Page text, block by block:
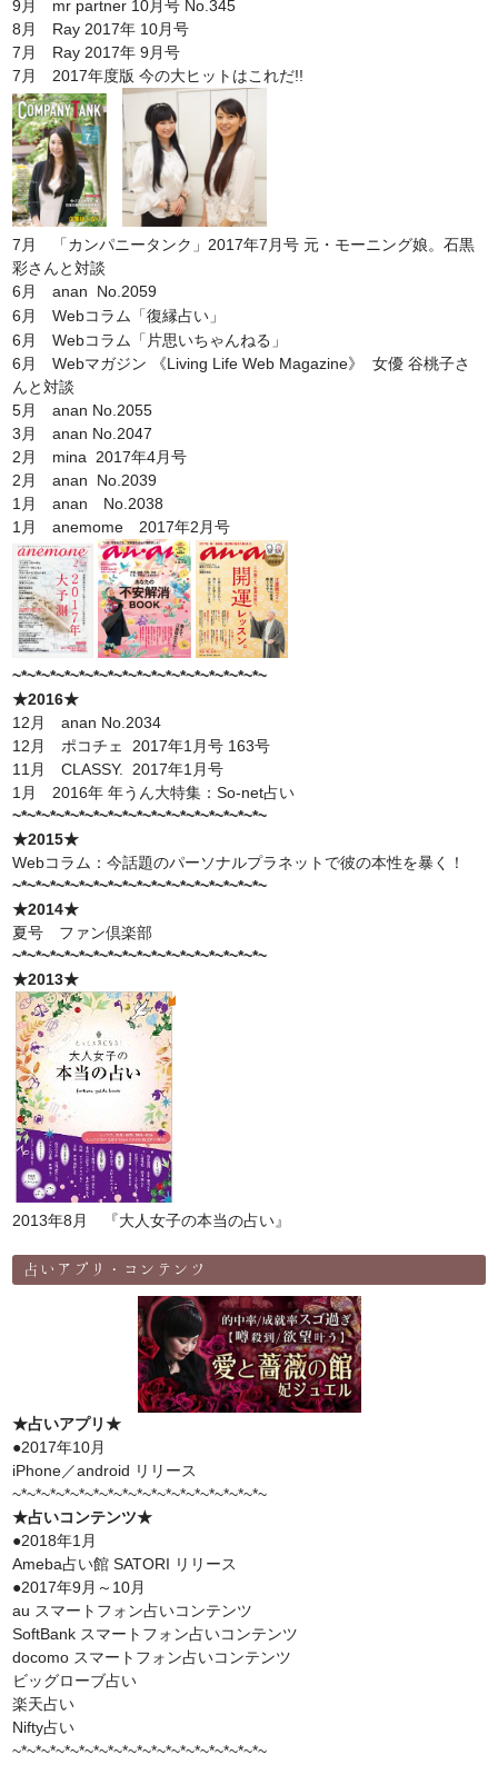
9月 mr partner 10月号 No.345
8月 Ray 2017年 10月号
7月 Ray 2017年 9月号
7月 2017年度版 今の大ヒットはこれだ!!
7月 「カンパニータンク」2017年7月号 元・モーニング娘。石黒
彩さんと対談
6月 anan No.2059
6月 Webコラム 「復縁占い」
6月 Webコラム「片思いちゃんねる」
6月 Webマガジン 《Living Life Web Magazine》 女優 谷桃子さ
んと対談
5月 anan No.2055
3月 anan No.2047
2月 mina 2017年4月号
2月 anan No.2039
1月 anan No.2038
1月 anemome 2017年2月号
~*~*~*~*~*~*~*~*~*~*~*~*~*~*~*~*~*~
★2016★
12月 anan No.2034
12月 ポコチェ 2017年1月号 163号
11月 CLASSY. 2017年1月号
1月 2016年 年うん大特集：So-net占い
~*~*~*~*~*~*~*~*~*~*~*~*~*~*~*~*~*~
★2015★
Webコラム：今話題のパーソナルプラネットで彼の本性を暴く！
~*~*~*~*~*~*~*~*~*~*~*~*~*~*~*~*~*~
★2014★
夏号 ファン倶楽部
~*~*~*~*~*~*~*~*~*~*~*~*~*~*~*~*~*~
★2013★
2013年8月 『大人女子の本当の占い』
占いアプリ・コンテンツ
★占いアプリ★
●2017年10月
iPhone／android リリース
~*~*~*~*~*~*~*~*~*~*~*~*~*~*~*~*~*~
★占いコンテンツ★
●2018年1月
Ameba占い館 SATORI リリース
●2017年9月～10月
au スマートフォン占いコンテンツ
SoftBank スマートフォン占いコンテンツ
docomo スマートフォン占いコンテンツ
ビッグローブ占い
楽天占い
Nifty占い
~*~*~*~*~*~*~*~*~*~*~*~*~*~*~*~*~*~